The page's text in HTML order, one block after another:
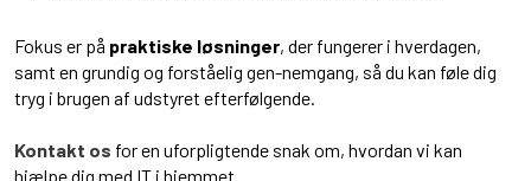
Fokus er på praktiske løsninger, der fungerer i hverdagen,
samt en grundig og forståelig gen-nemgang, så du kan føle dig
tryg i brugen af udstyret efterfølgende.
Kontakt os for en uforpligtende snak om, hvordan vi kan
hjælpe dig med IT i hjemmet.​